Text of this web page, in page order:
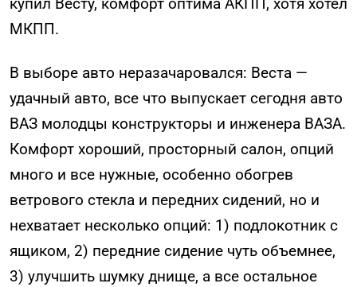
купил Весту, комфорт оптима АКПП, хотя хотел
МКПП.
В выборе авто неразачаровался: Веста —
удачный авто, все что выпускает сегодня авто
ВАЗ молодцы конструкторы и инженера ВАЗА.
Комфорт хороший, просторный салон, опций
много и все нужные, особенно обогрев
ветрового стекла и передних сидений, но и
нехватает несколько опций: 1) подлокотник с
ящиком, 2) передние сидение чуть объемнее,
3) улучшить шумку днище, а все остальное